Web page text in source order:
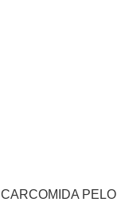
CARCOMIDA